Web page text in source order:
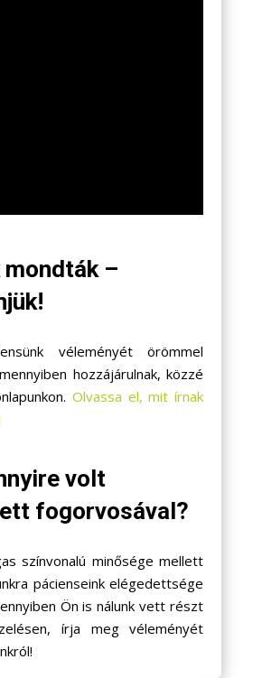
mondták –
véleményét örömmel
hozzájárulnak, közzé
Olvassa el, mit írnak
volt
fogorvosával?
színvonalú minősége mellett
pácienseink elégedettsége
Ön is nálunk vett részt
írja meg véleményét